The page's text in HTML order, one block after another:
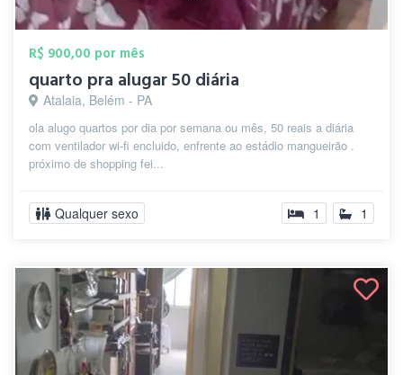
R$ 900,00 por mês
quarto pra alugar 50 diária
Atalaia, Belém - PA
ola alugo quartos por dia por semana ou mês, 50 reais a diária
com ventilador wi-fi encluido, enfrente ao estádio mangueirão .
próximo de shopping fei...
Qualquer sexo 1 1